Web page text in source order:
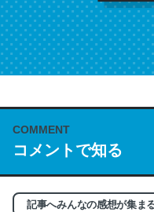
COMMENT
コメントで知る
記事へみんなの感想が集ま
これは名文。彼はとて
う。英語少しでも読め
れ好き。Let’s Fucking
─今のこの状況が信じられる